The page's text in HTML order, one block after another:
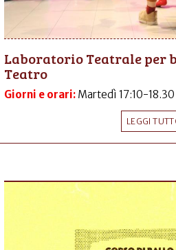
Laboratorio Teatrale per
Teatro
Giorni e orari: Martedì 17:10-18.30
LEGGI